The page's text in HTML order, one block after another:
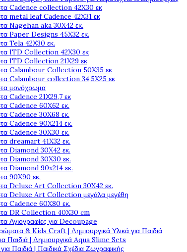
Cadence collection 42X30 εκ
metal leaf Cadence 42X31 εκ
Nagehan aka 30X42 εκ.
Paper Designs 45X32 εκ.
Tela 42Χ30 εκ.
ITD Collection 42X30 εκ
ITD Collection 21X29 εκ
Calambour Collection 50X35 εκ
Calambour collection 34,5X25 εκ
μονόχρωμα
Cadence 21Χ29,7 εκ
Cadence 60X62 εκ.
Cadence 30X68 εκ.
Cadence 90X214 εκ.
Cadence 30X30 εκ.
dreamart 41X32 εκ.
Diamond 30X42 εκ.
Diamond 30X30 εκ.
Diamond 90x214 εκ.
90X90 εκ.
Deluxe Art Collection 30X42 εκ.
Deluxe Art Collection μεγάλα μεγέθη
Cadence 60X80 εκ.
DR Collection 40X30 cm
Αγιογραφίες για Decoupage
& Kids Craft | Δημιουργικά Υλικά για Παιδιά
Παιδιά | Δημιουργικά Aqua Slime Sets
Παιδιά | Παιδικά Σχέδια Ζωγραφικής